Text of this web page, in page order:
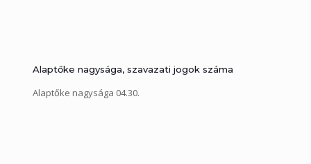
Alaptőke nagysága, szavazati jogok száma
Alaptőke nagysága 04.30.